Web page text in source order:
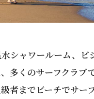
シャワールーム、ビ
多くのサーフクラブ
者までビーチでサー